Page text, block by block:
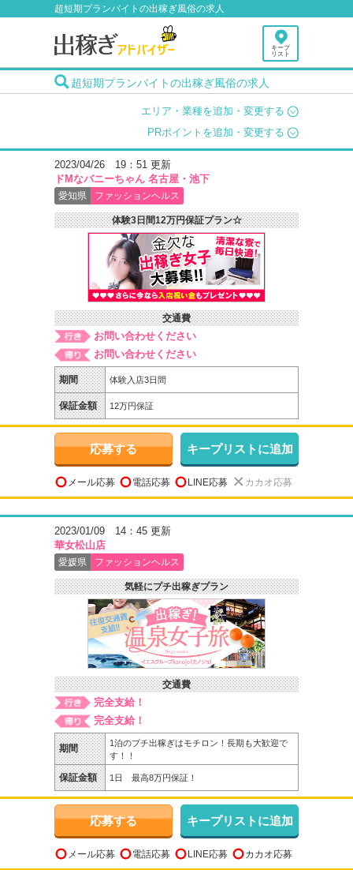
超短期プランバイトの出稼ぎ風俗の求人
キープ
リスト
超短期プランバイトの出稼ぎ風俗の求人
エリア・業種を追加・変更する
PRポイントを追加・変更する
2023/04/26 19：51 更新
ドMなバニーちゃん 名古屋・池下
愛知県 ファッションヘルス
体験3日間12万円保証プラン☆
交通費
お問い合わせください
お問い合わせください
期間 体験入店3日間
保証金額 12万円保証
応募する キープリストに追加
メール応募 電話応募 LINE応募 カカオ応募
2023/01/09 14：45 更新
華女松山店
愛媛県 ファッションヘルス
気軽にプチ出稼ぎプラン
交通費
完全支給！
完全支給！
期間
1泊のプチ出稼ぎはモチロン！長期も大歓迎で
す！！
保証金額 1日 最高8万円保証！
応募する キープリストに追加
メール応募 電話応募 LINE応募 カカオ応募